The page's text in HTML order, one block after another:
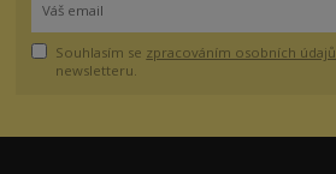
Souhlasím se zpracováním osobních údajů
newsletteru.